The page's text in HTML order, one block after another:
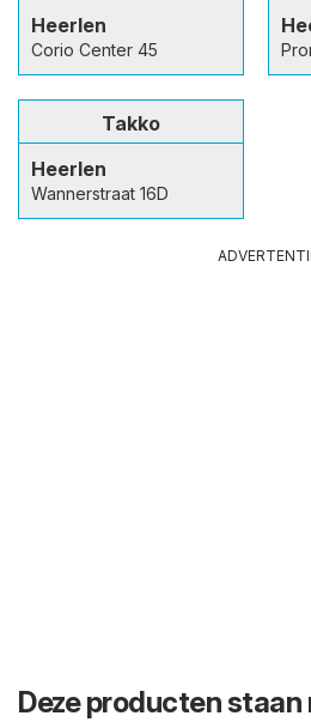
Heerlen
Corio Center 45
Takko
Heerlen
Wannerstraat 16D
Deze producten